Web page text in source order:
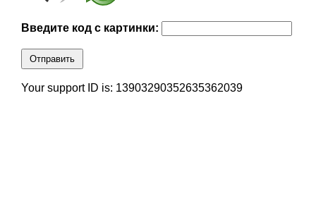
Введите код с картинки:
Отправить
Your support ID is: 13903290352635362039